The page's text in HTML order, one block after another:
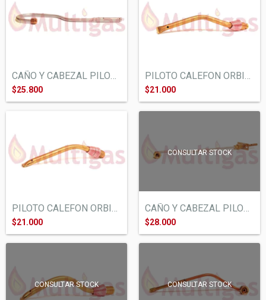
CAÑO Y CABEZAL PILOTO CALEFON VOLCAN 12/...
$25.800
PILOTO CALEFON ORBIS BOTONERA TIRO BALAN...
$21.000
PILOTO CALEFON ORBIS BOTONERA TIRO NATUR...
$21.000
CONSULTAR STOCK
CAÑO Y CABEZAL PILOTO CALEFON ORO AZUL A...
$28.000
CONSULTAR STOCK CONSULTAR STOCK